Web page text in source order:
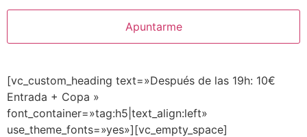
[vc_custom_heading text=»Después de las 19h: 10€
Entrada + Copa »
font_container=»tag:h5|text_align:left»
use_theme_fonts=»yes»][vc_empty_space]